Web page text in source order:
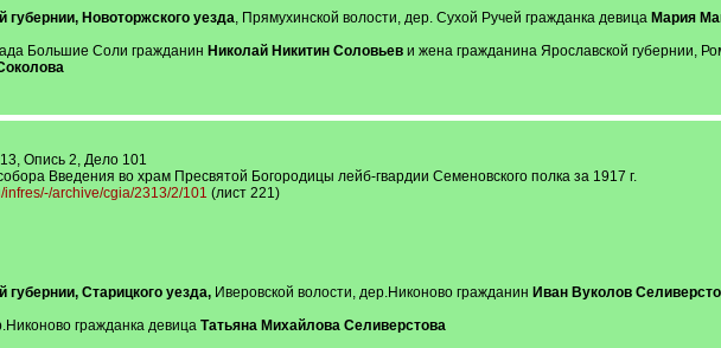
губернии, Новоторжского уезда, Прямухинской волости, дер. Сухой Ручей гражданка девица Мария
Большие Соли гражданин Николай Никитин Соловьеви жена гражданина Ярославской губернии,
Опись 2, Дело 101
Введения во храм Пресвятой Богородицы лейб-гвардии Семеновского полка за 1917 г.
infres/-/archive/cgia/2313/2/101 (лист 221)
губернии, Старицкого уезда,Иверовской волости, дер.Никоново гражданин Иван Вуколов
гражданка девица Татьяна Михайлова Селиверстова